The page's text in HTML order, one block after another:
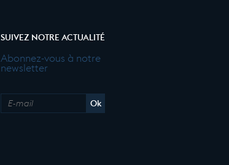
SUIVEZ NOTRE ACTUALITÉ
Abonnez-vous à notre
newsletter